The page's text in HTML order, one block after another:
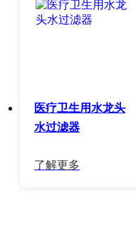
医疗卫生用水龙头
水过滤器